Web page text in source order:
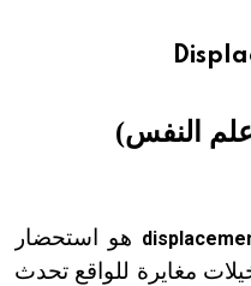
جديدة في عام 2026
النفس)
هو استحضار
مغايرة للواقع تحدث